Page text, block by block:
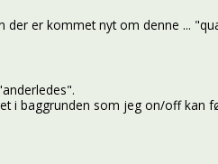
er kommet nyt om denne ...
i baggrunden som jeg on/off kan